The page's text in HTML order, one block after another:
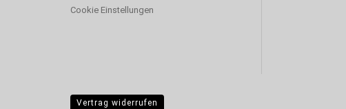
Cookie Einstellungen
Vertrag widerrufen